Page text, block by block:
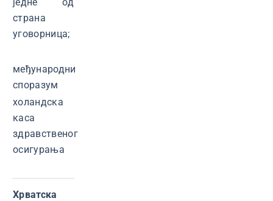
страна
уговорница;
међународни
споразум
холандска
каса
здравственог
осигурања
Хрватска